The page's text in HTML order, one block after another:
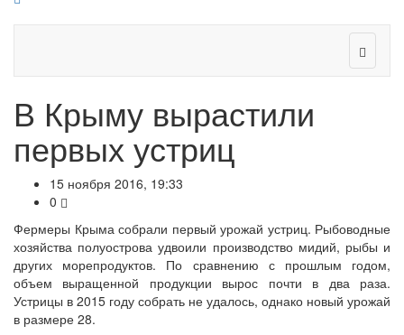
В Крыму вырастили
первых устриц
15 ноября 2016, 19:33
0
Фермеры Крыма собрали первый урожай устриц. Рыбоводные
хозяйства полуострова удвоили производство мидий, рыбы и
других морепродуктов. По сравнению с прошлым годом,
объем выращенной продукции вырос почти в два раза.
Устрицы в 2015 году собрать не удалось, однако новый урожай
в размере 28.